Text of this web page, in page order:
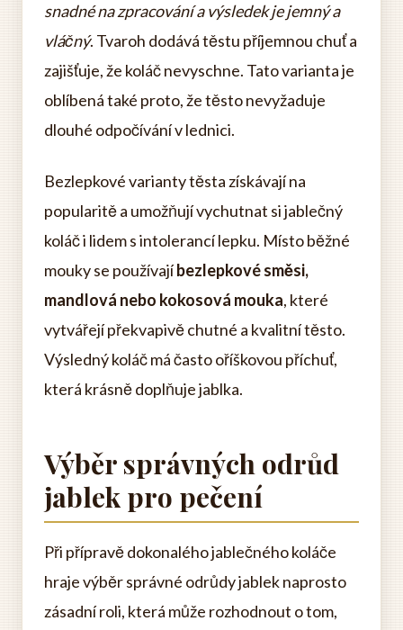
snadné na zpracování a výsledek je jemný a
vláčný. Tvaroh dodává těstu příjemnou chuť a
zajišťuje, že koláč nevyschne. Tato varianta je
oblíbená také proto, že těsto nevyžaduje
dlouhé odpočívání v lednici.
Bezlepkové varianty těsta získávají na
popularitě a umožňují vychutnat si jablečný
koláč i lidem s intolerancí lepku. Místo běžné
mouky se používajíbezlepkové směsi,
mandlová nebo kokosová mouka, které
vytvářejí překvapivě chutné a kvalitní těsto.
Výsledný koláč má často oříškovou příchuť,
která krásně doplňuje jablka.
Výběr správných odrůd
jablek pro pečení
Při přípravě dokonalého jablečného koláče
hraje výběr správné odrůdy jablek naprosto
zásadní roli, která může rozhodnout o tom,